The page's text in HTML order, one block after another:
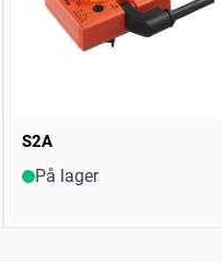
S2A
På lager